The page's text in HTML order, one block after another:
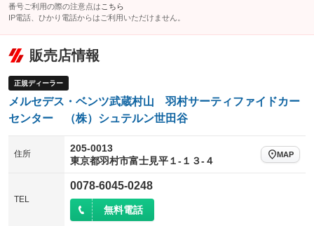
ウォークスルー
：装備なし ：装備なし
シートエアコン
サイドカメラ
：装備なし
エアサスペンション
：装備なし ヘッドライトウォッシャー
：装備なし
番号ご利用の際の注意点は こちら
IP電話、ひかり電話からはご利用いただけません。
販売店情報
正規ディーラー
メルセデス・ベンツ武蔵村山 羽村サーティファイドカー
センター （株）シュテルン世田谷
住所
205-0013
東京都羽村市富士見平１‐１３‐４
MAP
TEL
0078-6045-0248
無料電話